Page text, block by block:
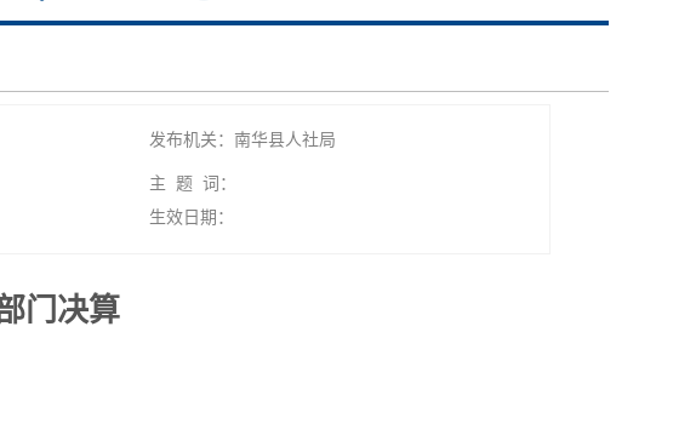
发布机关：南华县人社局
主 题 词：
生效日期：
门决算